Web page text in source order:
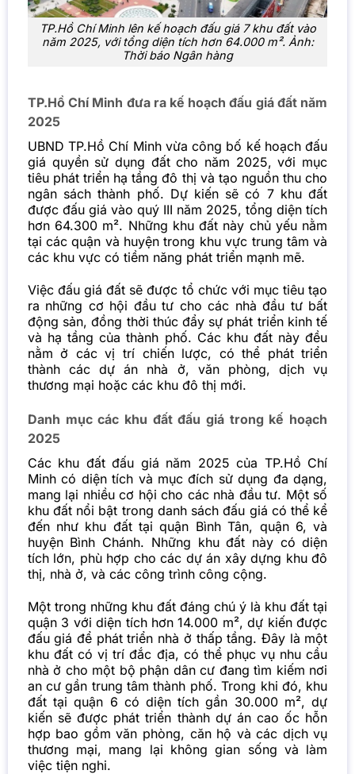
TP.Hồ Chí Minh lên kế hoạch đấu giá 7 khu đất vào
năm 2025, với tổng diện tích hơn 64.000 m². Ảnh:
Thời báo Ngân hàng
TP.Hồ Chí Minh đưa ra kế hoạch đấu giá đất năm
2025
UBND TP.Hồ Chí Minh vừa công bố kế hoạch đấu
giá quyền sử dụng đất cho năm 2025, với mục
tiêu phát triển hạ tầng đô thị và tạo nguồn thu cho
ngân sách thành phố. Dự kiến sẽ có 7 khu đất
được đấu giá vào quý III năm 2025, tổng diện tích
hơn 64.300 m². Những khu đất này chủ yếu nằm
tại các quận và huyện trong khu vực trung tâm và
các khu vực có tiềm năng phát triển mạnh mẽ.
Việc đấu giá đất sẽ được tổ chức với mục tiêu tạo
ra những cơ hội đầu tư cho các nhà đầu tư bất
động sản, đồng thời thúc đẩy sự phát triển kinh tế
và hạ tầng của thành phố. Các khu đất này đều
nằm ở các vị trí chiến lược, có thể phát triển
thành các dự án nhà ở, văn phòng, dịch vụ
thương mại hoặc các khu đô thị mới.
Danh mục các khu đất đấu giá trong kế hoạch
2025
Các khu đất đấu giá năm 2025 của TP.Hồ Chí
Minh có diện tích và mục đích sử dụng đa dạng,
mang lại nhiều cơ hội cho các nhà đầu tư. Một số
khu đất nổi bật trong danh sách đấu giá có thể kể
đến như khu đất tại quận Bình Tân, quận 6, và
huyện Bình Chánh. Những khu đất này có diện
tích lớn, phù hợp cho các dự án xây dựng khu đô
thị, nhà ở, và các công trình công cộng.
Một trong những khu đất đáng chú ý là khu đất tại
quận 3 với diện tích hơn 14.000 m², dự kiến được
đấu giá để phát triển nhà ở thấp tầng. Đây là một
khu đất có vị trí đắc địa, có thể phục vụ nhu cầu
nhà ở cho một bộ phận dân cư đang tìm kiếm nơi
an cư gần trung tâm thành phố. Trong khi đó, khu
đất tại quận 6 có diện tích gần 30.000 m², dự
kiến sẽ được phát triển thành dự án cao ốc hỗn
hợp bao gồm văn phòng, căn hộ và các dịch vụ
thương mại, mang lại không gian sống và làm
việc tiện nghi.